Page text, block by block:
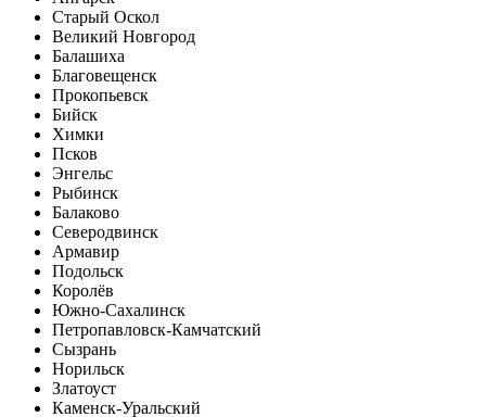
Старый Оскол
Великий Новгород
Балашиха
Благовещенск
Прокопьевск
Бийск
Химки
Псков
Энгельс
Рыбинск
Балаково
Северодвинск
Армавир
Подольск
Королёв
Южно-Сахалинск
Петропавловск-Камчатский
Сызрань
Норильск
Златоуст
Каменск-Уральский